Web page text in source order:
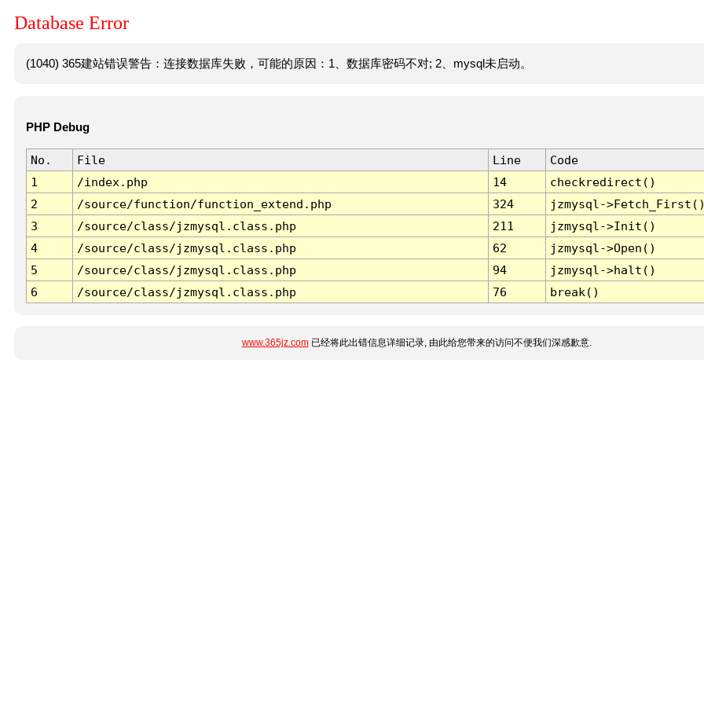
Database Error
(1040) 365建站错误警告：连接数据库失败，可能的原因：1、数据库密码不对; 2、mysql未启动。
PHP Debug
No. File Line
Code
1
/index.php 14
checkredirect()
2
/source/function/function_extend.php 324
jzmysql-
3
/source/class/jzmysql.class.php 211
jzmysql->Init()
4
/source/class/jzmysql.class.php 62
jzmysql->Open()
5
/source/class/jzmysql.class.php 94
jzmysql->halt()
6
/source/class/jzmysql.class.php 76 break()
www.365jz.com已经将此出错信息详细记录, 由此给您带来的访问不便我们深感歉意.